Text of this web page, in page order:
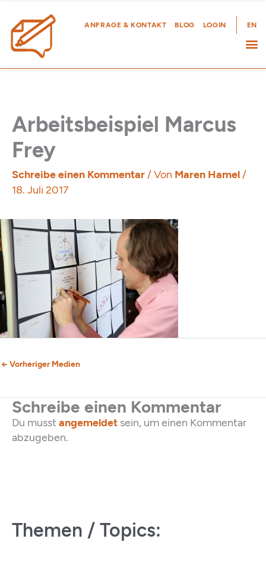
Inhalt
springen
ANFRAGE & KONTAKT BLOG LOGIN EN
Arbeitsbeispiel Marcus
Frey
Schreibe einen Kommentar/ Von Maren Hamel/
18. Juli 2017
← Vorheriger Medien
Schreibe einen Kommentar
Du musst angemeldet sein, um einen Kommentar
abzugeben.
Themen / Topics: